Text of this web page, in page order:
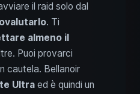
il raid solo dal
. Ti
almeno il
Puoi provarci
cautela. Bellanoir
Ultra ed è quindi un